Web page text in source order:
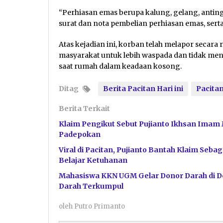
“Perhiasan emas berupa kalung, gelang,
surat dan nota pembelian perhiasan emas,
Atas kejadian ini, korban telah melapor
masyarakat untuk lebih waspada dan tidak
saat rumah dalam keadaan kosong.
Ditag Berita Pacitan Hari ini
Berita Terkait
Klaim Pengikut Sebut Pujianto Ikhsan
Padepokan
Viral di Pacitan, Pujianto Bantah Klaim
Belajar Ketuhanan
Mahasiswa KKN UGM Gelar Donor Darah di
Darah Terkumpul
oleh Putro Primanto